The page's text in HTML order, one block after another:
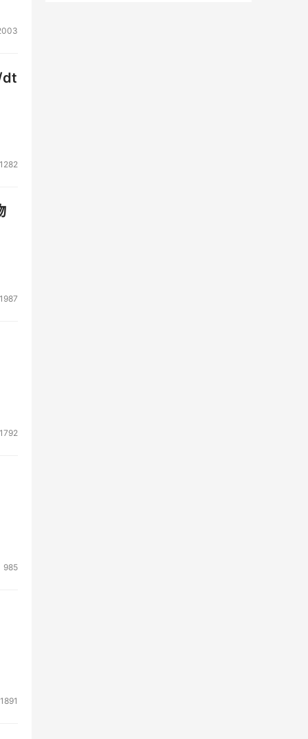
dt
1282
1987
1792
985
1891